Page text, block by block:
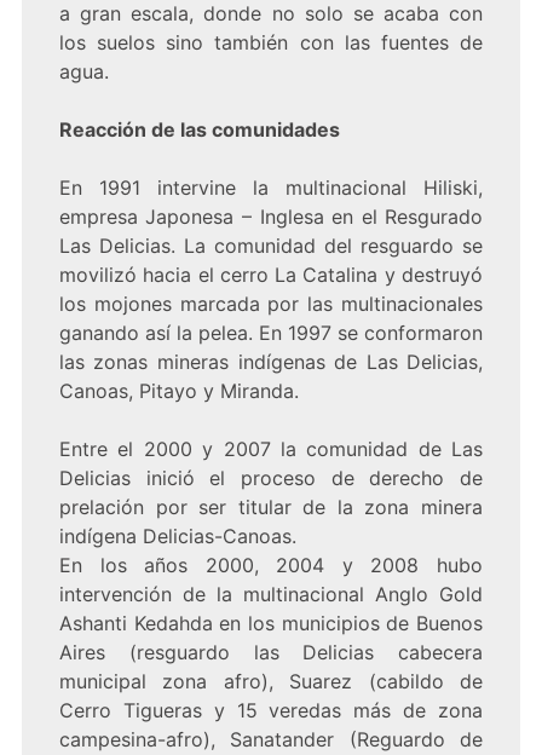
a gran escala, donde no solo se acaba con
los suelos sino también con las fuentes de
agua.
Reacción de las comunidades
En 1991 intervine la multinacional Hiliski,
empresa Japonesa – Inglesa en el Resgurado
Las Delicias. La comunidad del resguardo se
movilizó hacia el cerro La Catalina y destruyó
los mojones marcada por las multinacionales
ganando así la pelea. En 1997 se conformaron
las zonas mineras indígenas de Las Delicias,
Canoas, Pitayo y Miranda.
Entre el 2000 y 2007 la comunidad de Las
Delicias inició el proceso de derecho de
prelación por ser titular de la zona minera
indígena Delicias-Canoas.
En los años 2000, 2004 y 2008 hubo
intervención de la multinacional Anglo Gold
Ashanti Kedahda en los municipios de Buenos
Aires (resguardo las Delicias cabecera
municipal zona afro), Suarez (cabildo de
Cerro Tigueras y 15 veredas más de zona
campesina-afro), Sanatander (Reguardo de